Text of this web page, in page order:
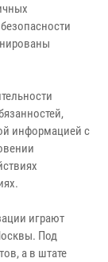
информацией с
играют
Под
а в штате